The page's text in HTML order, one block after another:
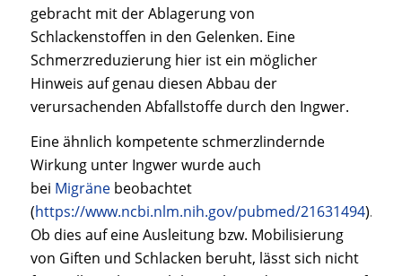
gebracht mit der Ablagerung von
Schlackenstoffen in den Gelenken. Eine
Schmerzreduzierung hier ist ein möglicher
Hinweis auf genau diesen Abbau der
verursachenden Abfallstoffe durch den Ingwer.
Eine ähnlich kompetente schmerzlindernde
Wirkung unter Ingwer wurde auch
bei Migränebeobachtet
(https://www.ncbi.nlm.nih.gov/pubmed/21631494).
Ob dies auf eine Ausleitung bzw. Mobilisierung
von Giften und Schlacken beruht, lässt sich nicht